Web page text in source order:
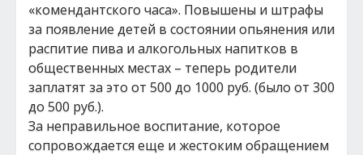
«комендантского часа». Повышены и штрафы
за появление детей в состоянии опьянения или
распитие пива и алкогольных напитков в
общественных местах – теперь родители
заплатят за это от 500 до 1000 руб. (было от 300
до 500 руб.).
За неправильное воспитание, которое
сопровождается еще и жестоким обращением